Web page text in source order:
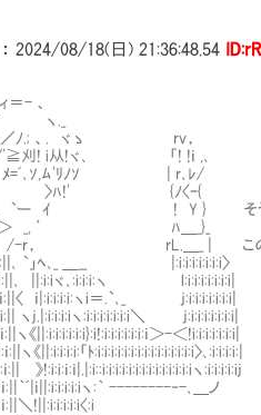
： 2024/08/18(日) 21:36:48.54
. ヾゝ rv，
ヾ､ 「! !ｉ ,､
ﾑ'ﾘﾉｿ | r､ﾚ/
{ﾉ〈ｰ{
} そうの通り
′ ﾊ＿_}_
rL.＿_ | この人が、バ
`」ﾍ､_ ＿__ |:i:i:i:i:i:i:i〉
||:i:iヾ､:i:i:i:ヽ l:i:i:i:i:i:i:i| これ
〈 ｉ|:i:i:i:i:ヽi＝.`､_ j:i:i:i:i:i:i:i|
ヽj.|:i:i:i:iヽ:i:i:i:i:i:i:i＼ j:i:i:i:i:i:i:i| バ
《||:i:i:i:i:i:i}:i!:i:i:i:i:i:i:ｉ＞-＜!i:i:i:i:i:i:i|
ヽ《||:i:i:i:i:「ﾄ:i:i:i:i:i:i:i:i:i:i:i:i:i:i:i〉､:i:i:i:i:|
》!:i:i:ｉ:ｉ|.|:i::i:i:i:i:i:i:i:i:i:i:i:i:i:iヽ:i:i:i:i:ij
｀ﾞ|ｉ||:i:i:i:i:iヽ:｀ --------‐-､＿ノ
!||:i:i:i:i:i〈:i